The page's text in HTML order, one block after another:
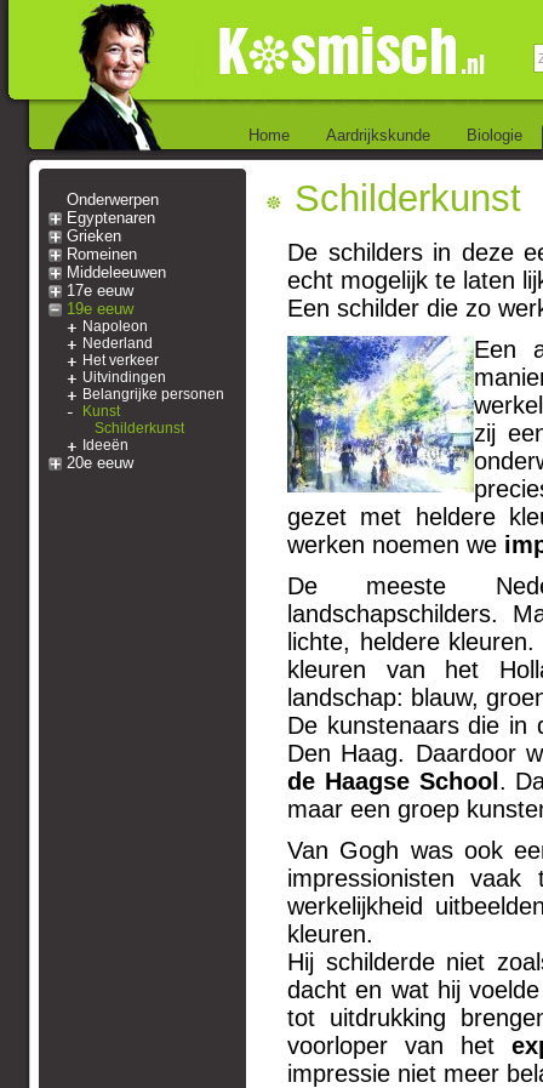
Home Aardrijkskunde Biologie
Onderwerpen
Egyptenaren
Grieken
Romeinen
Middeleeuwen
17e eeuw
19e eeuw
Napoleon
Nederland
Het verkeer
Uitvindingen
Belangrijke personen
Kunst
Schilderkunst
Ideeën
20e eeuw
Schilderkunst
De schilders in deze
echt mogelijk te laten
Een schilder die zo
Een
zij
gezet met heldere
werken noemen we
De meeste
landschapschilders.
lichte, heldere
kleuren van het
landschap: blauw,
De kunstenaars die in
Den Haag. Daardoor
de Haagse School .
maar een groep
Van Gogh was ook
impressionisten
werkelijkheid
kleuren.
Hij schilderde niet
dacht en wat hij
tot uitdrukking
voorloper van het
impressie niet meer